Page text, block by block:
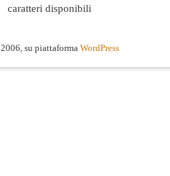
caratteri disponibili
2006, su piattaforma WordPress